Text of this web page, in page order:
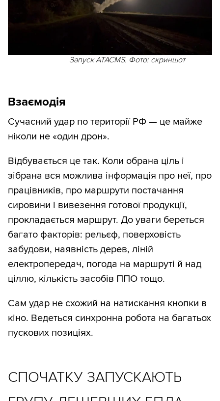
Запуск ATACMS. Фото: скриншот
Взаємодія
Сучасний удар по території РФ — це майже
ніколи не «один дрон».
Відбувається це так. Коли обрана ціль і
зібрана вся можлива інформація про неї, про
працівників, про маршрути постачання
сировини і вивезення готової продукції,
прокладається маршрут. До уваги береться
багато факторів: рельєф, поверховість
забудови, наявність дерев, ліній
електропередач, погода на маршруті й над
ціллю, кількість засобів ППО тощо.
Сам удар не схожий на натискання кнопки в
кіно. Ведеться синхронна робота на багатьох
пускових позиціях.
СПОЧАТКУ ЗАПУСКАЮТЬ